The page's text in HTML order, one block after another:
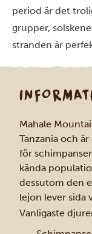
period är det
grupper,
stranden är
Mahale
Tanzania och
för
kända
dessutom den
lejon lever sida
Vanligaste